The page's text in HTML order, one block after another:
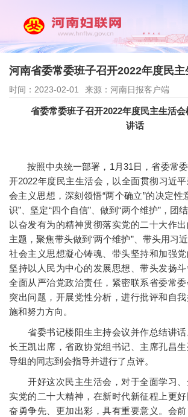
河南省委常委班子召开2022年度民主
时间：2023-02-01 来源：河南日报客户端
省委常委班子召开2022年度民主生活
讲话
按照中央统一部署，1月31日，省委常委
开2022年度民主生活会，以全面贯彻习近
会主义思想，深刻领悟“两个确立”的决定性
识”、坚定“四个自信”、做到“两个维护”，团
以奋发有为的精神贯彻落实党的二十大作
主题，聚焦带头做到“两个维护”、带头用习
社会主义思想凝心铸魂、带头坚持和加强
坚持以人民为中心的发展思想、带头发扬
全面从严治党政治责任，紧密联系省委常
突出问题，开展党性分析，进行批评和自
施和努力方向。
省委书记楼阳生主持会议并作总结讲话
长王凯出席，省政协党组书记、主席孔昌
导组的同志到会指导并进行了点评。
开好这次民主生活会，对于全面学习、
实党的二十大精神，在新时代新征程上更
奋勇争先、更加出彩，具有重要意义。会